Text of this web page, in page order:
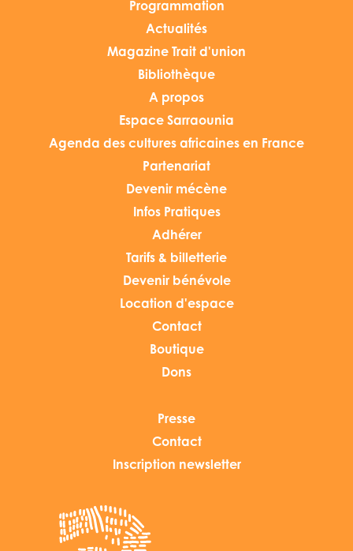
Programmation
Actualités
Magazine Trait d'union
Bibliothèque
A propos
Espace Sarraounia
Agenda des cultures africaines en France
Partenariat
Devenir mécène
Infos Pratiques
Adhérer
Tarifs & billetterie
Devenir bénévole
Location d'espace
Contact
Boutique
Dons
Presse
Contact
Inscription newsletter